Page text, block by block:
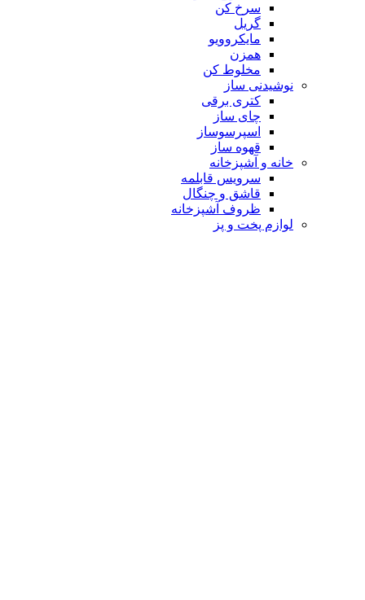
سرخ کن
گریل
مایکروویو
همزن
مخلوط کن
نوشیدنی ساز
کتری برقی
چای ساز
اسپرسوساز
قهوه ساز
خانه و آشپزخانه
سرویس قابلمه
قاشق و چنگال
ظروف آشپزخانه
لوازم پخت و پز